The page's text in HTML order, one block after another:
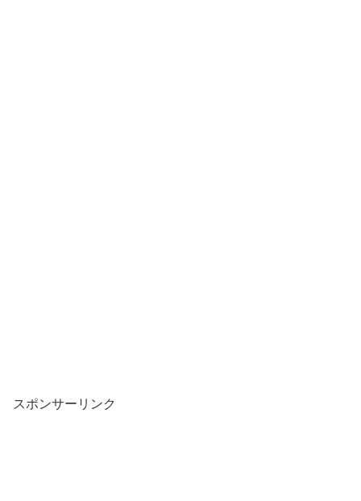
スポンサーリンク